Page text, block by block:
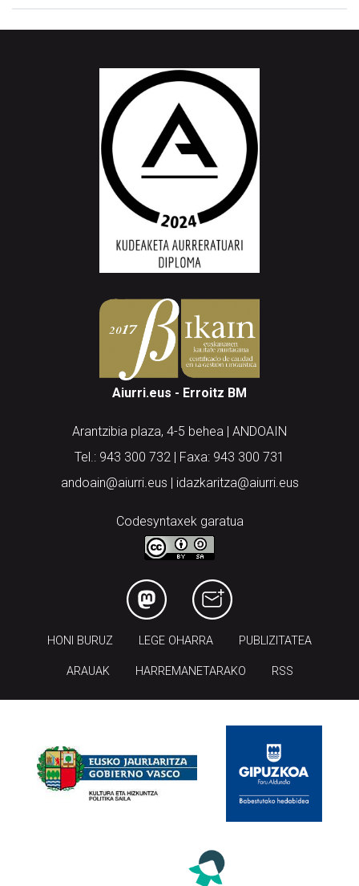
Aiurri.eus - Erroitz BM
Arantzibia plaza, 4-5 behea | ANDOAIN
Tel.: 943 300 732 | Faxa: 943 300 731
andoain@aiurri.eus | idazkaritza@aiurri.eus
Codesyntaxek garatua
HONI BURUZ LEGE OHARRA PUBLIZITATEA
ARAUAK HARREMANETARAKO RSS